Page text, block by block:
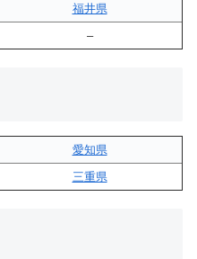
福井県
–
愛知県
三重県